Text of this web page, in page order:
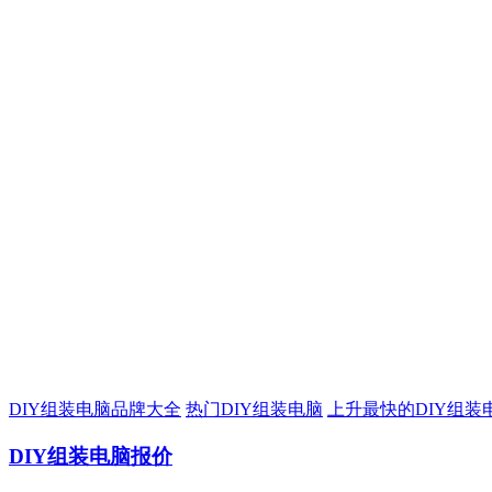
DIY组装电脑品牌大全 热门DIY组装电脑 上升最快的DIY组装
DIY组装电脑报价